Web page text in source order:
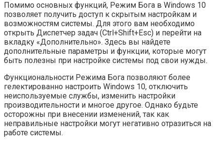
Помимо основных функций, Режим Бога в Windows 10
позволяет получить доступ к скрытым настройкам и
возможностям системы. Для этого вам необходимо
открыть Диспетчер задач (Ctrl+Shift+Esc) и перейти на
вкладку «Дополнительно». Здесь вы найдете
дополнительные параметры и функции, которые могут
быть полезны при настройке системы под свои нужды.
Функциональности Режима Бога позволяют более
гелектированно настроить Windows 10, отключить
неиспользуемые службы, изменить настройки
производительности и многое другое. Однако будьте
осторожны при внесении изменений, так как
неправильные настройки могут негативно отразиться на
работе системы.